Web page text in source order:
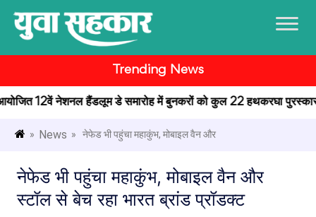
Trending News
12वें नेशनल हैंडलूम डे समारोह में बुनकरों को कुल 22 हथकरघा पुरस्कार
» News » नेफेड भी पहुंचा महाकुंभ, मोबाइल वैन और
नेफेड भी पहुंचा महाकुंभ, मोबाइल वैन और
स्टॉल से बेच रहा भारत ब्रांड प्रॉडक्ट